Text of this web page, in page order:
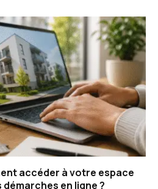
accéder à votre espace
en ligne ?